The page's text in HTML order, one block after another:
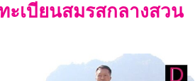
ะเบียนสมรสกลางสวน